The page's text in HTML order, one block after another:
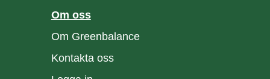
Om oss
Om Greenbalance
Kontakta oss